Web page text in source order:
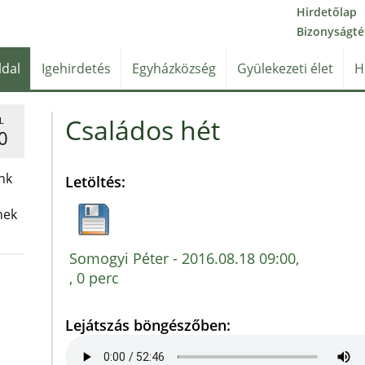
Hirdetőlap
Igehirdetés Egyházközség Gyülekezeti élet
Családos hét
Letöltés:
Somogyi Péter - 2016.08.18 09:00,
, 0 perc
Lejátszás böngészőben: